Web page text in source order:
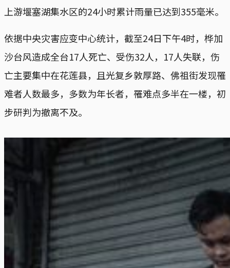
上游堰塞湖集水区的24小时累计雨量已达到355毫米。
依据中央灾害应变中心统计，截至24日下午4时，桦加
沙台风造成全台17人死亡、受伤32人，17人失联，伤
亡主要集中在花莲县，且光复乡敦厚路、佛祖街发现罹
难者人数最多，多数为年长者，罹难点多半在一楼，初
步研判为撤离不及。